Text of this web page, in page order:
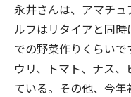
永井さんは、アマチ
ルフはリタイアと同
での野菜作りくらい
ウリ、トマト、ナス
ている。その他、今